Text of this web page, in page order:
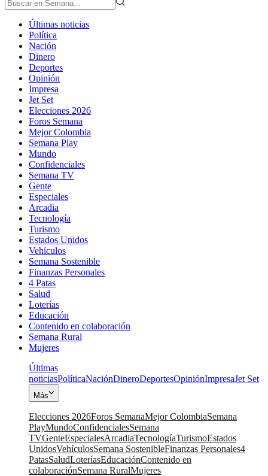
Últimas noticias
Política
Nación
Dinero
Deportes
Opinión
Impresa
Jet Set
Elecciones 2026
Foros Semana
Mejor Colombia
Semana Play
Mundo
Confidenciales
Semana TV
Gente
Especiales
Arcadia
Tecnología
Turismo
Estados Unidos
Vehículos
Semana Sostenible
Finanzas Personales
4 Patas
Salud
Loterías
Educación
Contenido en colaboración
Semana Rural
Mujeres
Últimas
noticiasPolíticaNaciónDineroDeportesOpiniónImpresaJet Set
Más
Elecciones 2026Foros SemanaMejor ColombiaSemana
PlayMundoConfidencialesSemana
TVGenteEspecialesArcadiaTecnologíaTurismoEstados
UnidosVehículosSemana SostenibleFinanzas Personales4
PatasSaludLoteríasEducaciónContenido en
colaboraciónSemana RuralMujeres